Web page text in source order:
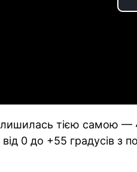
тією самою —
0 до +55 градусів з